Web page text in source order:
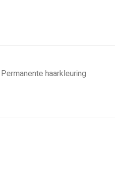
Permanente haarkleuring